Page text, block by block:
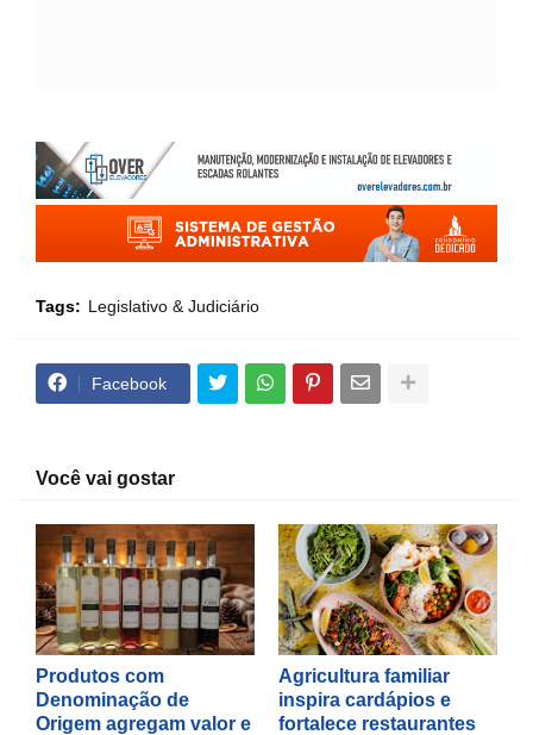
Tags: Legislativo & Judiciário
Facebook
Você vai gostar
Produtos com
Denominação de
Origem agregam valor e
Agricultura familiar
inspira cardápios e
fortalece restaurantes